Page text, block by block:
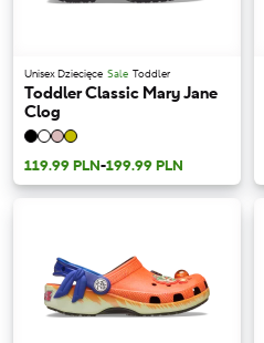
Unisex Dziecięce Sale Toddler
Toddler Classic Mary Jane
Clog
119.99 PLN-199.99 PLN